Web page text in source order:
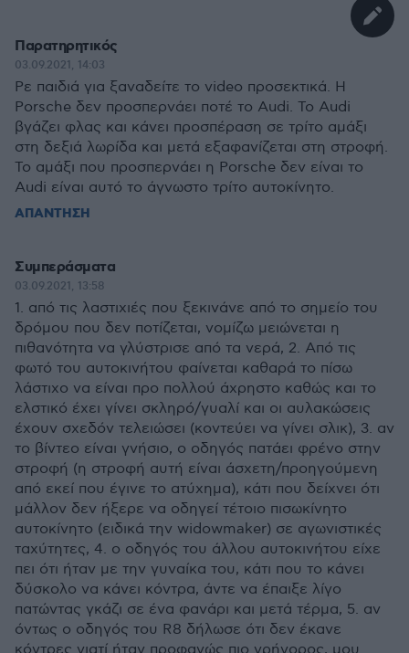
Παρατηρητικός
03.09.2021, 14:03
Ρε παιδιά για ξαναδείτε το video προσεκτικά. Η
Porsche δεν προσπερνάει ποτέ το Audi. Το Audi
βγάζει φλας και κάνει προσπέραση σε τρίτο αμάξι
στη δεξιά λωρίδα και μετά εξαφανίζεται στη στροφή.
Το αμάξι που προσπερνάει η Porsche δεν είναι το
Audi είναι αυτό το άγνωστο τρίτο αυτοκίνητο.
ΑΠΑΝΤΗΣΗ
Συμπεράσματα
03.09.2021, 13:58
1. από τις λαστιχιές που ξεκινάνε από το σημείο του
δρόμου που δεν ποτίζεται, νομίζω μειώνεται η
πιθανότητα να γλύστρισε από τα νερά, 2. Από τις
φωτό του αυτοκινήτου φαίνεται καθαρά το πίσω
λάστιχο να είναι προ πολλού άχρηστο καθώς και το
ελστικό έχει γίνει σκληρό/γυαλί και οι αυλακώσεις
έχουν σχεδόν τελειώσει (κοντεύει να γίνει σλικ), 3. αν
το βίντεο είναι γνήσιο, ο οδηγός πατάει φρένο στην
στροφή (η στροφή αυτή είναι άσχετη/προηγούμενη
από εκεί που έγινε το ατύχημα), κάτι που δείχνει ότι
μάλλον δεν ήξερε να οδηγεί τέτοιο πισωκίνητο
αυτοκίνητο (ειδικά την widowmaker) σε αγωνιστικές
ταχύτητες, 4. ο οδηγός του άλλου αυτοκινήτου είχε
πει ότι ήταν με την γυναίκα του, κάτι που το κάνει
δύσκολο να κάνει κόντρα, άντε να έπαιξε λίγο
πατώντας γκάζι σε ένα φανάρι και μετά τέρμα, 5. αν
όντως ο οδηγός του R8 δήλωσε ότι δεν έκανε